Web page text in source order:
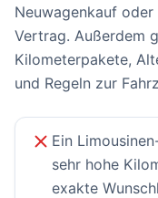
Neuwagenkauf
Vertrag. Außerdem
Kilometerpakete,
und Regeln zur
Ein
sehr hohe
exakte